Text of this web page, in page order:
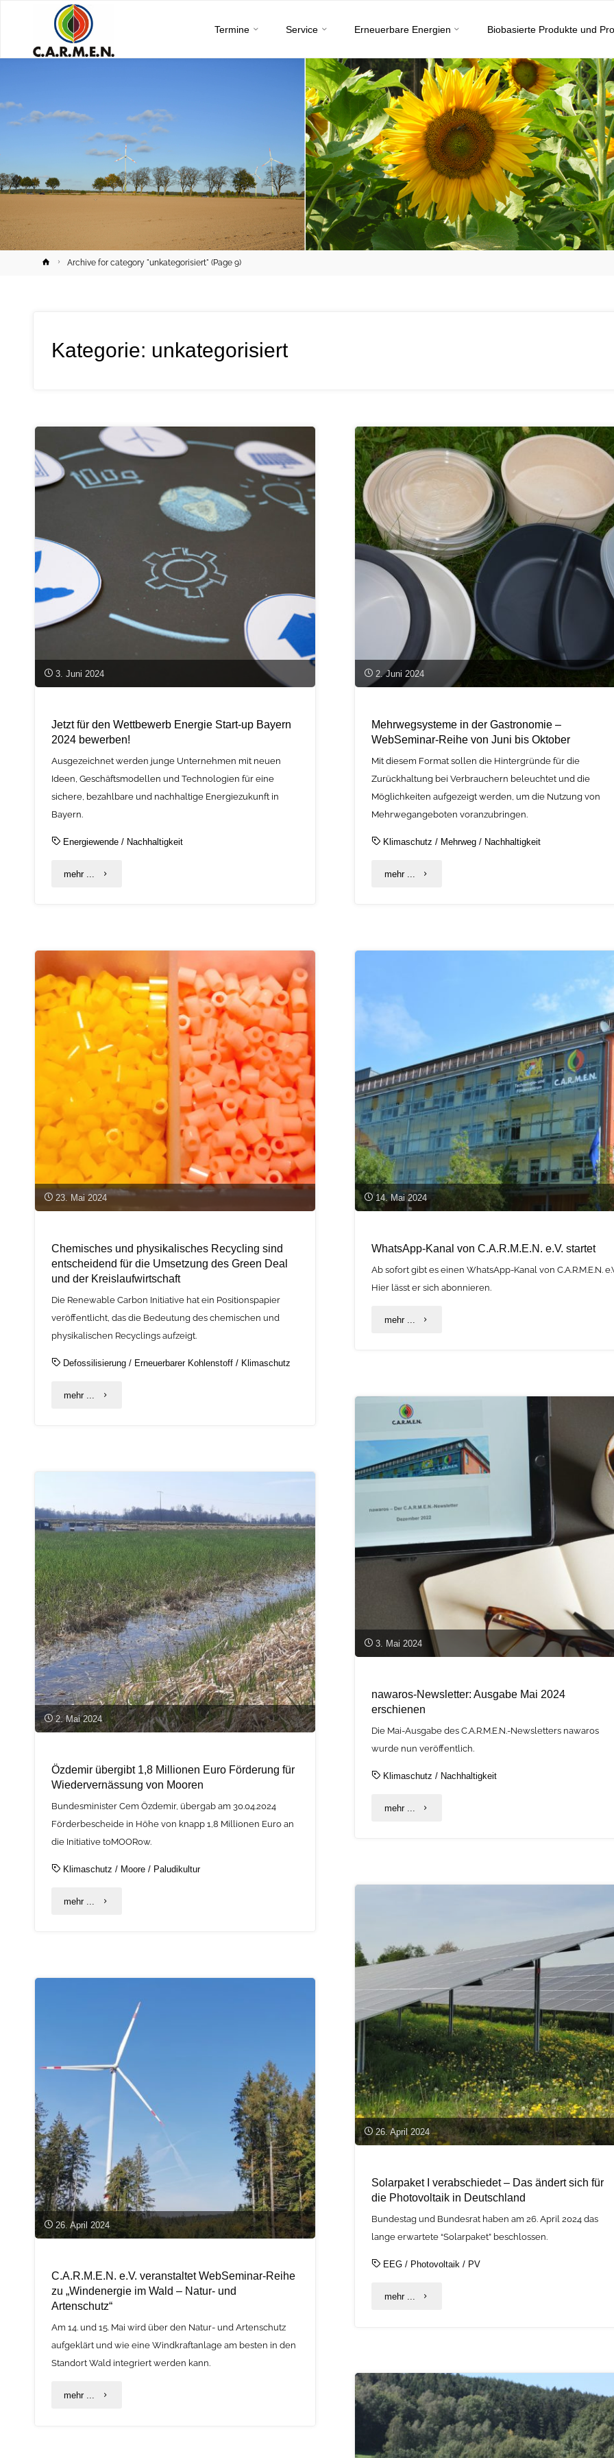
Termine Service Erneuerbare Energien Biobasierte Produkte und
HomeArchive for category "unkategorisiert" (Page 9)
Kategorie: unkategorisiert
3. Juni 2024
Jetzt für den Wettbewerb Energie Start-up Bayern
2024 bewerben!
Ausgezeichnet werden junge Unternehmen mit neuen
Ideen, Geschäftsmodellen und Technologien für eine
sichere, bezahlbare und nachhaltige Energiezukunft in
Bayern.
Energiewende / Nachhaltigkeit
mehr ... "Jetzt
Wettbewerb
Energie
Start-
up
Bayern
2024
bewerben!"
2. Juni 2024
Mehrwegsysteme in der Gastronomie –
WebSeminar-Reihe von Juni bis Oktober
Mit diesem Format sollen die Hintergründe für die
Zurückhaltung bei Verbrauchern beleuchtet und die
Möglichkeiten aufgezeigt werden, um die Nutzung von
Mehrwegangeboten voranzubringen.
Klimaschutz / Mehrweg / Nachhaltigkeit
mehr ... "Mehrwegsysteme
Gastronomie
Reihe
von
Juni
bis
Oktober"
23. Mai 2024
Chemisches und physikalisches Recycling sind
entscheidend für die Umsetzung des Green Deal
und der Kreislaufwirtschaft
Die Renewable Carbon Initiative hat ein Positionspapier
veröffentlicht, das die Bedeutung des chemischen und
physikalischen Recyclings aufzeigt.
Defossilisierung / Erneuerbarer Kohlenstoff / Klimaschutz
mehr ... "Chemisches
Recycling
entscheidend
für
die
Umsetzung
des
Green
Deal
und
Kreislaufwirtschaft"
14. Mai 2024
WhatsApp-Kanal von C.A.R.M.E.N. e.V. startet
Ab sofort gibt es einen WhatsApp-Kanal von C.A.R.M.E.N.
Hier lässt er sich abonnieren.
mehr ... "WhatsApp-
C.A.R.M.E.N.
e.V.
startet"
3. Mai 2024
nawaros-Newsletter: Ausgabe Mai 2024
erschienen
Die Mai-Ausgabe des C.A.R.M.E.N.-Newsletters nawaros
wurde nun veröffentlich.
Klimaschutz / Nachhaltigkeit
mehr ... "nawaros-
Mai
erschienen"
2. Mai 2024
Özdemir übergibt 1,8 Millionen Euro Förderung für
Wiedervernässung von Mooren
Bundesminister Cem Özdemir, übergab am 30.04.2024
Förderbescheide in Höhe von knapp 1,8 Millionen Euro an
die Initiative toMOORow.
Klimaschutz / Moore / Paludikultur
mehr ... "Özdemir
Millionen
Förderung
Wiedervernässung
Mooren"
26. April 2024
Solarpaket I verabschiedet – Das ändert sich für
die Photovoltaik in Deutschland
Bundestag und Bundesrat haben am 26. April 2024 das
lange erwartete “Solarpaket” beschlossen.
EEG / Photovoltaik / PV
mehr ... "Solarpaket
–
Das
ändert
sich
26. April 2024
C.A.R.M.E.N. e.V. veranstaltet WebSeminar-Reihe
zu „Windenergie im Wald – Natur- und
Artenschutz“
Am 14. und 15. Mai wird über den Natur- und Artenschutz
aufgeklärt und wie eine Windkraftanlage am besten in den
Standort Wald integriert werden kann.
mehr ... "C.A.R.M.E.N.